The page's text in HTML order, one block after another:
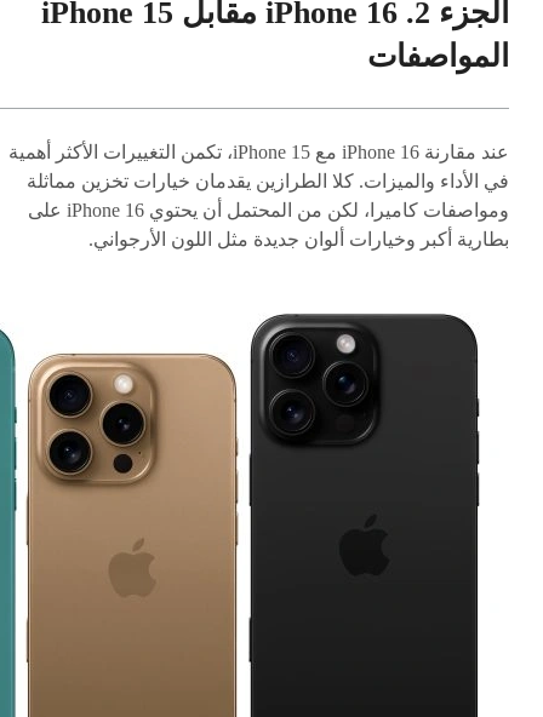
الجزء 2. iPhone 16 مقابل iPhone 15
المواصفات
عند مقارنة iPhone 16 مع iPhone 15، تكمن التغييرات الأكثر أهمية
في الأداء والميزات. كلا الطرازين يقدمان خيارات تخزين مماثلة
ومواصفات كاميرا، لكن من المحتمل أن يحتوي iPhone 16 على
بطارية أكبر وخيارات ألوان جديدة مثل اللون الأرجواني.